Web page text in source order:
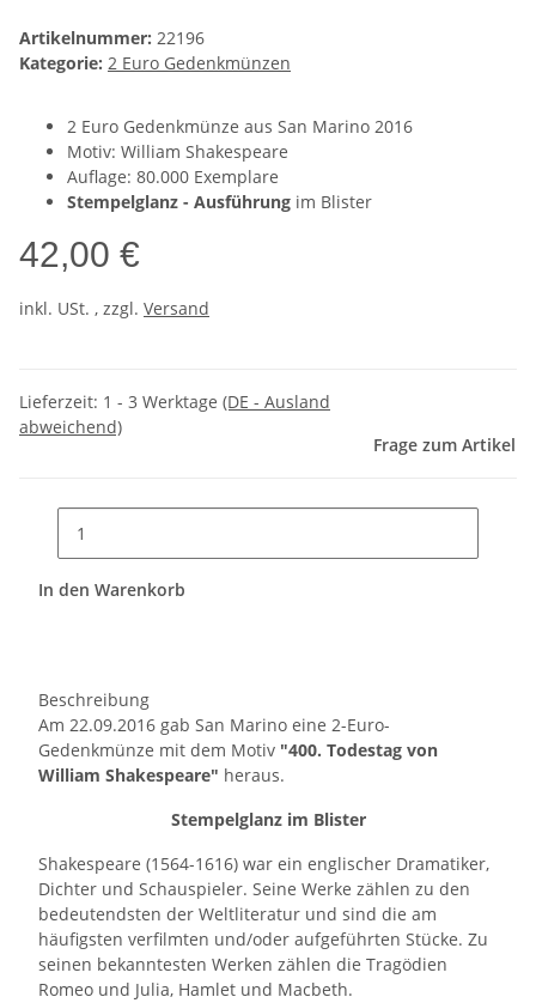
Artikelnummer: 22196
Kategorie: 2 Euro Gedenkmünzen
2 Euro Gedenkmünze aus San Marino 2016
Motiv: William Shakespeare
Auflage: 80.000 Exemplare
Stempelglanz - Ausführung im Blister
42,00 €
inkl. USt. , zzgl. Versand
Lieferzeit: 1 - 3 Werktage (DE - Ausland
abweichend)
Frage zum Artikel
In den Warenkorb
Beschreibung
Am 22.09.2016 gab San Marino eine 2-Euro-
Gedenkmünze mit dem Motiv "400. Todestag von
William Shakespeare" heraus.
Stempelglanz im Blister
Shakespeare (1564-1616) war ein englischer Dramatiker,
Dichter und Schauspieler. Seine Werke zählen zu den
bedeutendsten der Weltliteratur und sind die am
häufigsten verfilmten und/oder aufgeführten Stücke. Zu
seinen bekanntesten Werken zählen die Tragödien
Romeo und Julia, Hamlet und Macbeth.